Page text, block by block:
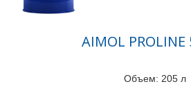
AIMOL PROLINE
Объем: 205 л